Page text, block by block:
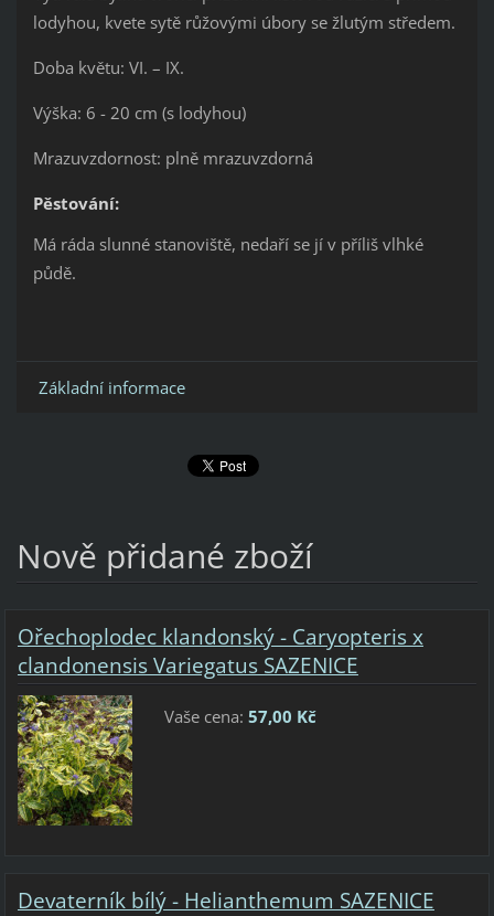
lodyhou, kvete sytě růžovými úbory se žlutým středem.
Doba květu: VI. – IX.
Výška: 6 - 20 cm (s lodyhou)
Mrazuvzdornost: plně mrazuvzdorná
Pěstování:
Má ráda slunné stanoviště, nedaří se jí v příliš vlhké
půdě.
Základní informace
Nově přidané zboží
Ořechoplodec klandonský - Caryopteris x
clandonensis Variegatus SAZENICE
Vaše cena: 57,00 Kč
Devaterník bílý - Helianthemum SAZENICE